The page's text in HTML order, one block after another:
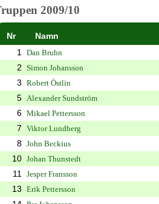
2009/10
Nr Namn
1
Dan Bruhn
2 Simon Johansson
3 Robert Östlin
5 Alexander Sundström
6 Mikael Pettersson
7 Viktor Lundberg
8 John Beckius
10 Johan Thunstedt
11
Jesper Fransson
13 Erik Pettersson